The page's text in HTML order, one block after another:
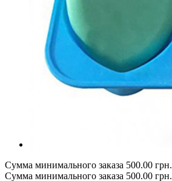
Сумма минимального заказа 500.00 грн.
Сумма минимального заказа 500.00 грн.